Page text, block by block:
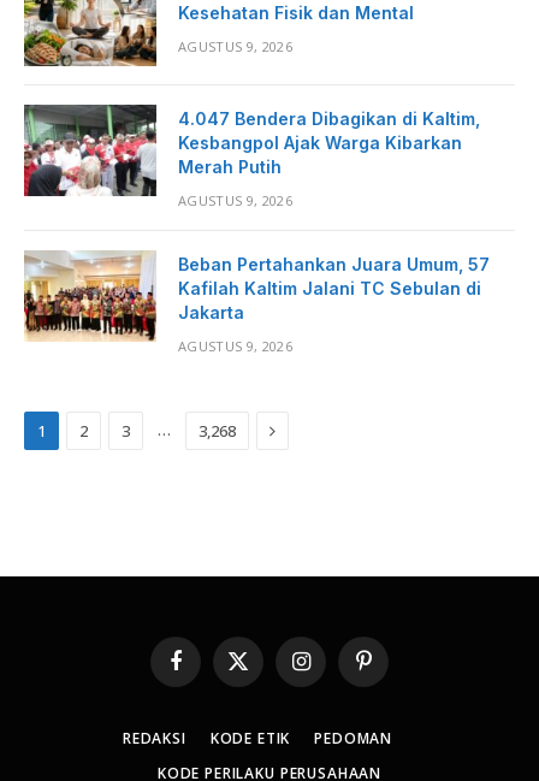
Kesehatan Fisik dan Mental
AGUSTUS 9, 2026
4.047 Bendera Dibagikan di Kaltim,
Kesbangpol Ajak Warga Kibarkan
Merah Putih
AGUSTUS 9, 2026
Beban Pertahankan Juara Umum, 57
Kafilah Kaltim Jalani TC Sebulan di
Jakarta
AGUSTUS 9, 2026
1 2 3 … 3,268 Next
Facebook
X
(Twitter)
InstagramPinterest
REDAKSI KODE ETIK
PEDOMAN
KODE PERILAKU PERUSAHAAN